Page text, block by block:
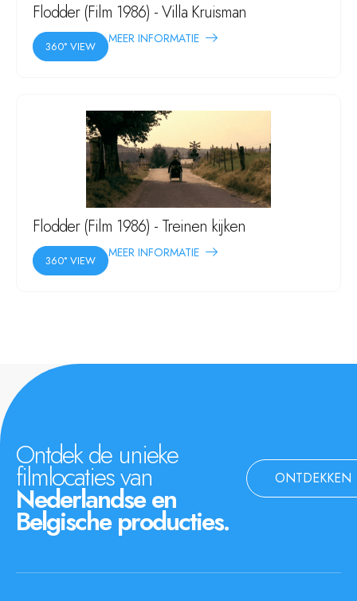
Flodder (Film 1986) - Villa Kruisman
360° VIEW
MEER INFORMATIE
Flodder (Film 1986) - Treinen kijken
360° VIEW
MEER INFORMATIE
Ontdek de unieke
filmlocaties van
Nederlandse en
Belgische producties.
ONTDEKKEN